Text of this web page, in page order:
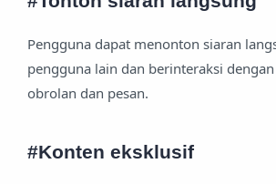
Pengguna dapat menonton siaran
pengguna lain dan berinteraksi
obrolan dan pesan.
#Konten eksklusif